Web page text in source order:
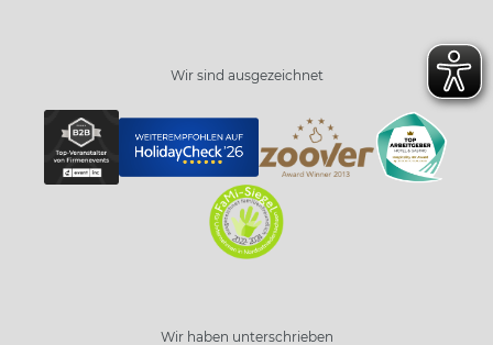
Wir sind ausgezeichnet
Wir haben unterschrieben